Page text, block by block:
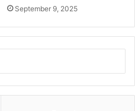
September 9, 2025